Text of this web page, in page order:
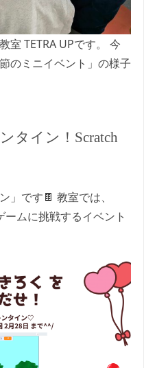
室 TETRA UPです。 今
のミニイベント」の様子
タイン！Scratch
」です🍫 教室では、
ムに挑戦するイベント